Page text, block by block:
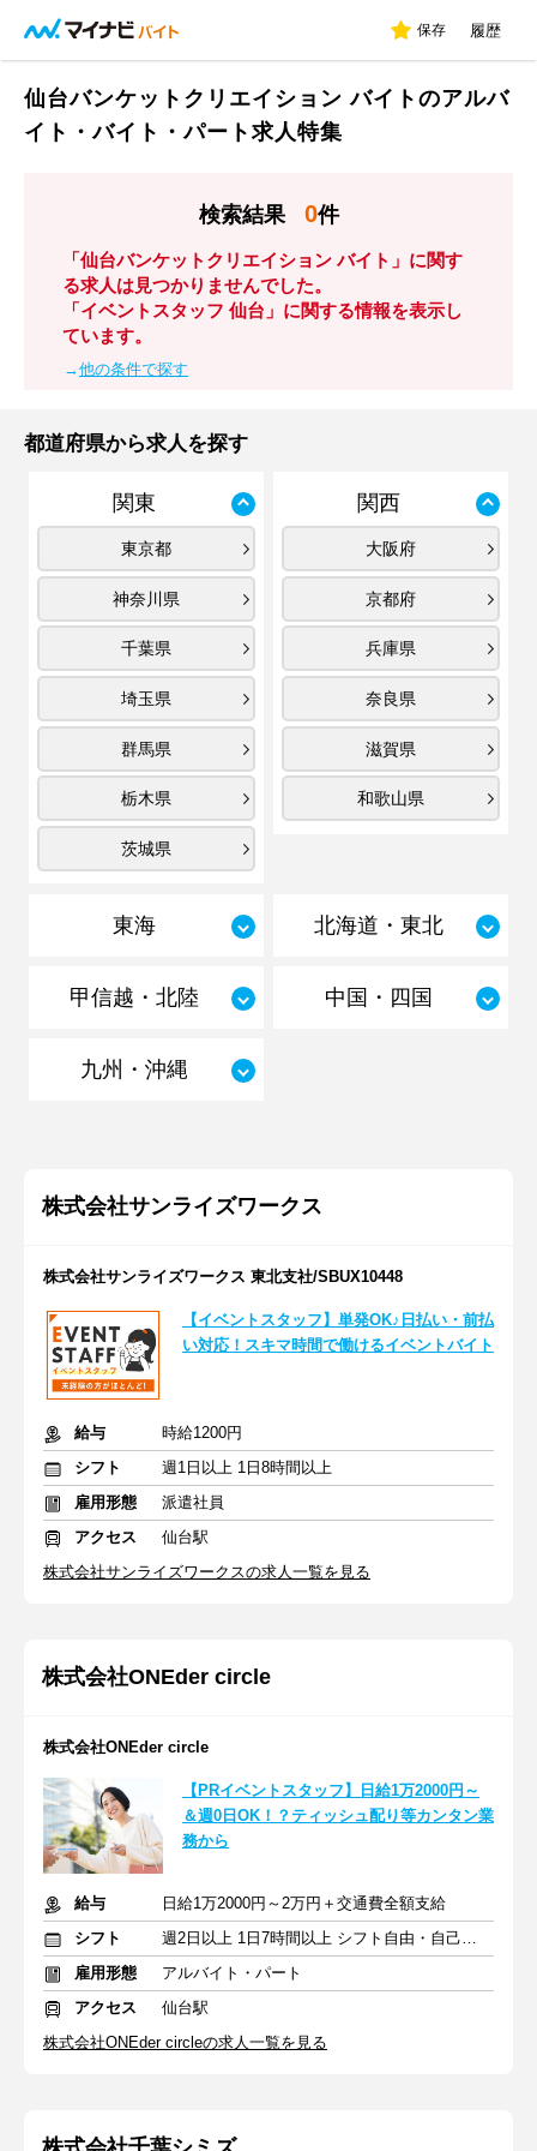
保存 履歴
仙台バンケットクリエイション バイトのアルバ
イト・バイト・パート求人特集
検索結果 0件
「仙台バンケットクリエイション バイト」に関す
る求人は見つかりませんでした。
「イベントスタッフ 仙台」に関する情報を表示し
ています。
→他の条件で探す
都道府県から求人を探す
関東
東京都
神奈川県
千葉県
埼玉県
群馬県
栃木県
茨城県
関西
大阪府
京都府
兵庫県
奈良県
滋賀県
和歌山県
東海 北海道・東北
甲信越・北陸 中国・四国
九州・沖縄
株式会社サンライズワークス
株式会社サンライズワークス 東北支社/SBUX10448
【イベントスタッフ】単発OK♪日払い・前払
い対応！スキマ時間で働けるイベントバイト
給与
時給1200円
シフト
週1日以上 1日8時間以上
雇用形態
派遣社員
アクセス
仙台駅
株式会社サンライズワークスの求人一覧を見る
株式会社ONEder circle
株式会社ONEder circle
【PRイベントスタッフ】日給1万2000円～
＆週0日OK！？ティッシュ配り等カンタン業
務から
給与
日給1万2000円～2万円＋交通費全額支給
シフト
週2日以上 1日7時間以上 シフト自由・自己申告
雇用形態
アルバイト・パート
アクセス
仙台駅
株式会社ONEder circleの求人一覧を見る